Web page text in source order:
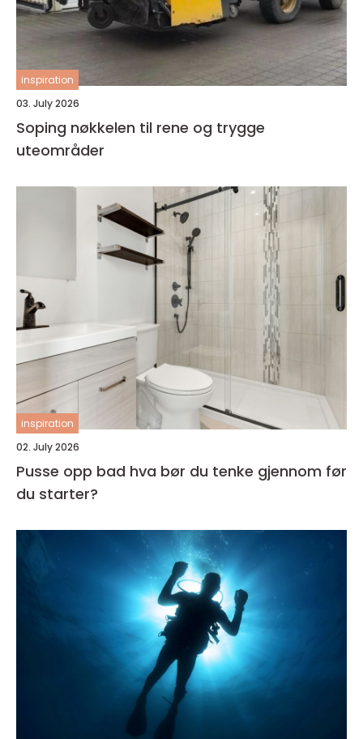
inspiration
03. July 2026
Soping nøkkelen til rene og trygge
uteområder
inspiration
02. July 2026
Pusse opp bad hva bør du tenke gjennom før
du starter?